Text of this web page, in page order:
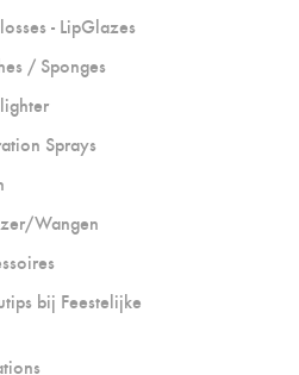
- LipGlazes
/ Sponges
Sprays
Wangen
bij Feestelijke